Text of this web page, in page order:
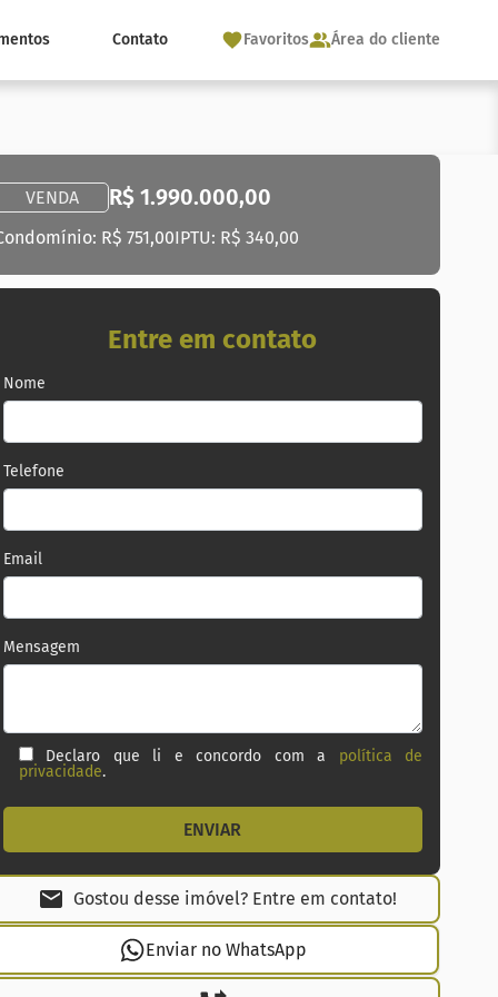
Contato Favoritos Área do cliente
VENDA R$ 1.990.000,00
R$ 751,00IPTU: R$ 340,00
Entre em contato
Nome
Telefone
Email
Mensagem
Declaro que li e concordo com a política de
privacidade.
Gostou desse imóvel? Entre em contato!
Enviar no WhatsApp